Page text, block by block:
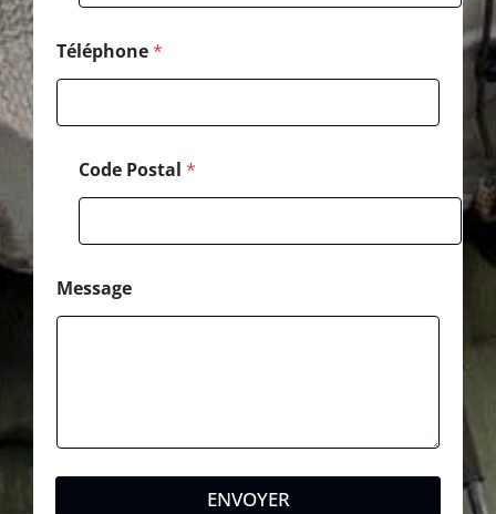
Téléphone*
Code Postal *
Message
ENVOYER